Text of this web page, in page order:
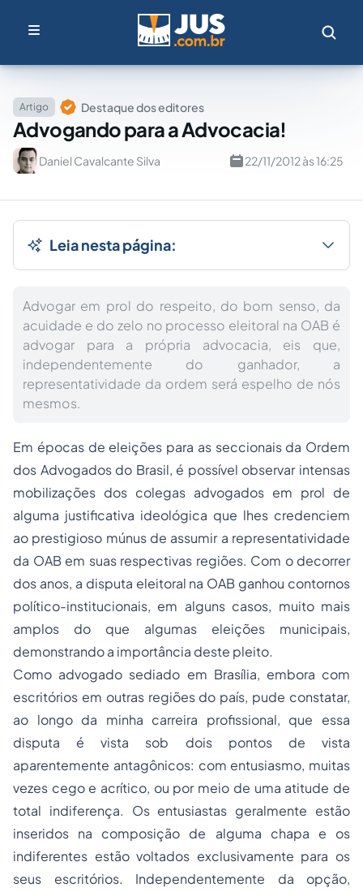
Artigo Destaque dos editores
Advogando para a Advocacia!
Daniel Cavalcante Silva 22/11/2012 às 16:25
Leia nesta página:
Advogar em prol do respeito, do bom senso, da
acuidade e do zelo no processo eleitoral na OAB é
advogar para a própria advocacia, eis que,
independentemente do ganhador, a
representatividade da ordem será espelho de nós
mesmos.
Em épocas de eleições para as seccionais da Ordem
dos Advogados do Brasil, é possível observar intensas
mobilizações dos colegas advogados em prol de
alguma justificativa ideológica que lhes credenciem
ao prestigioso múnus de assumir a representatividade
da OAB em suas respectivas regiões. Com o decorrer
dos anos, a disputa eleitoral na OAB ganhou contornos
político-institucionais, em alguns casos, muito mais
amplos do que algumas eleições municipais,
demonstrando a importância deste pleito.
Como advogado sediado em Brasília, embora com
escritórios em outras regiões do país, pude constatar,
ao longo da minha carreira profissional, que essa
disputa é vista sob dois pontos de vista
aparentemente antagônicos: com entusiasmo, muitas
vezes cego e acrítico, ou por meio de uma atitude de
total indiferença. Os entusiastas geralmente estão
inseridos na composição de alguma chapa e os
indiferentes estão voltados exclusivamente para os
seus escritórios. Independentemente da opção,